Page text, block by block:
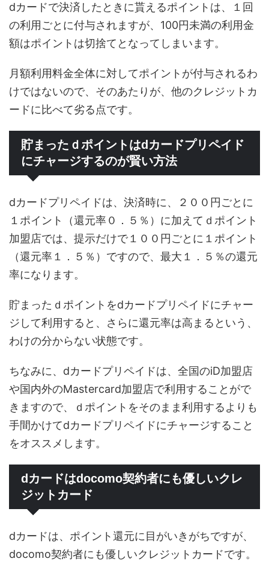
dカードで決済したときに貰えるポイントは、１回
の利用ごとに付与されますが、100円未満の利用金
額はポイントは切捨てとなってしまいます。
月額利用料金全体に対してポイントが付与されるわ
けではないので、そのあたりが、他のクレジットカ
ードに比べて劣る点です。
貯まったｄポイントはdカードプリペイド
にチャージするのが賢い方法
dカードプリペイドは、決済時に、２００円ごとに
１ポイント（還元率０．５％）に加えてｄポイント
加盟店では、提示だけで１００円ごとに１ポイント
（還元率１．５％）ですので、最大１．５％の還元
率になります。
貯まったｄポイントをdカードプリペイドにチャー
ジして利用すると、さらに還元率は高まるという、
わけの分からない状態です。
ちなみに、dカードプリペイドは、全国のiD加盟店
や国内外のMastercard加盟店で利用することがで
きますので、ｄポイントをそのまま利用するよりも
手間かけてdカードプリペイドにチャージすること
をオススメします。
dカードはdocomo契約者にも優しいクレ
ジットカード
dカードは、ポイント還元に目がいきがちですが、
docomo契約者にも優しいクレジットカードです。